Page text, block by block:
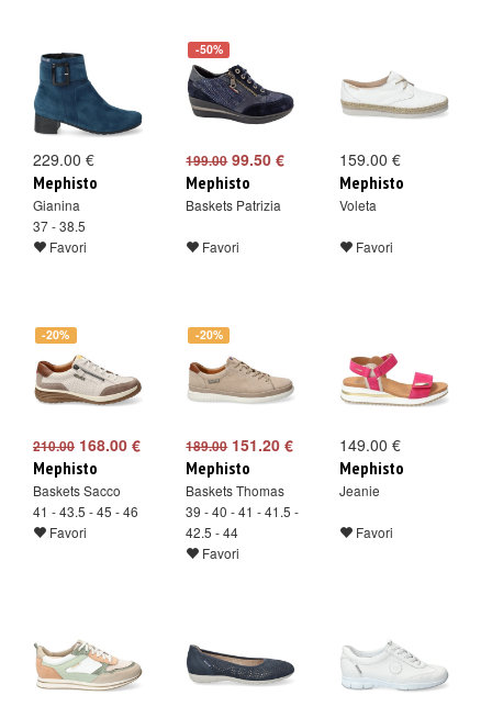
229.00 €
Mephisto
Gianina
37 - 38.5
Favori
-50%
199.0099.50 €
Mephisto
Baskets Patrizia
Favori
159.00 €
Mephisto
Voleta
Favori
-20%
210.00 168.00 €
Mephisto
Baskets Sacco
41 - 43.5 - 45 - 46
Favori
-20%
189.00151.20 €
Mephisto
Baskets Thomas
39 - 40 - 41 - 41.5 -
42.5 - 44
Favori
149.00 €
Mephisto
Jeanie
Favori